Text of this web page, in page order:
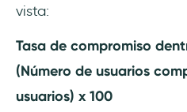
vista:
Tasa de compromiso
(Número de usuarios
usuarios) x 100